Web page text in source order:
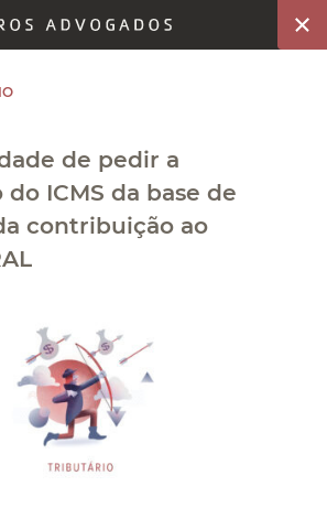
de pedir a
do ICMS da base de
contribuição ao